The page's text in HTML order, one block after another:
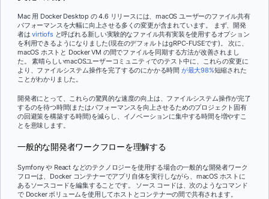
Mac 用 Docker Desktop の 4.6 リリースには、macOS ユーザーのファイル共有
パフォーマンスを大幅に向上させる多くの変更が含まれています。 まず、開発
者は virtiofsと呼ばれる新しい実験的なファイル共有実装を使用するオプション
を利用できるようになりました(現在のデフォルトはgRPC-FUSEです)。 次に、
macOS ホストと Docker VM の間でファイルを同期する方法が改善されまし
た。 素晴らしいmacOSユーザーコミュニティでのテスト中に、これらの変更に
より、ファイルシステム操作を完了するのにかかる時間 が最大98%短縮された
ことがわかりました。
開発者にとって、これらの驚異的な速度の向上は、ファイルシステム操作が完了
するのを待つ時間(またはパフォーマンスを向上させるためのプロジェクト固有
の回避策を構築する時間)を減らし、イノベーションに集中する時間を増やすこ
とを意味します。
一般的な開発者ワークフローを理解する
Symfony や React などのテクノロジーを使用する場合の一般的な開発者ワーク
フローは、Docker コンテナーでアプリ自体を実行しながら、macOS ホストに
あるソースコードを編集することです。 ソース コードは、次のようなコマンド
で Docker ボリュームを使用してホストとコンテナーの間で共有されます。